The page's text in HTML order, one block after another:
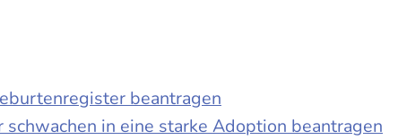
beantragen
in eine starke Adoption beantragen